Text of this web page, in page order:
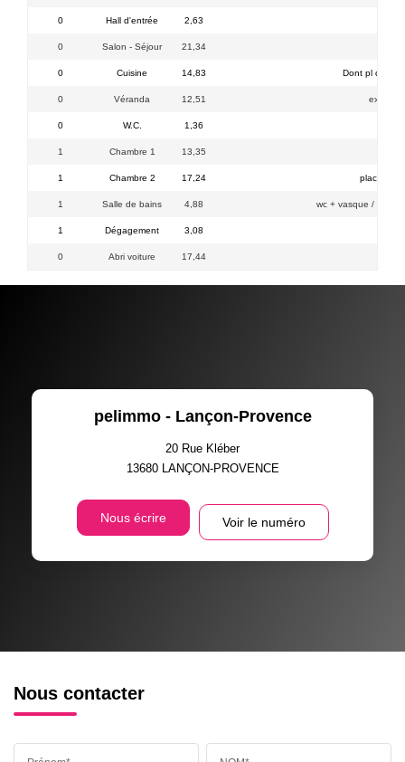
0 Hall d'entrée 2,63
0 Salon - Séjour 21,34
0 Cuisine 14,83 Dont pl de
0 Véranda 12,51 ext
0 W.C. 1,36
1 Chambre 1 13,35
1 Chambre 2 17,24 placard
1 Salle de bains 4,88 wc + vasque / accès
1 Dégagement 3,08
0 Abri voiture 17,44
pelimmo - Lançon-Provence
20 Rue Kléber
13680 LANÇON-PROVENCE
Nous écrire Voir le numéro
Nous contacter